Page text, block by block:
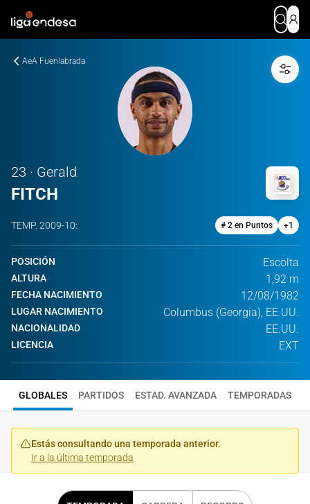
AeA Fuenlabrada
23 · Gerald
FITCH
TEMP. 2009-10: # 2 en Puntos +1
POSICIÓN Escolta
ALTURA 1,92 m
FECHA NACIMIENTO 12/08/1982
LUGAR NACIMIENTO Columbus (Georgia), EE.UU.
NACIONALIDAD EE.UU.
LICENCIA EXT
GLOBALES PARTIDOS ESTAD. AVANZADA TEMPORADAS
Estás consultando una temporada anterior.
Ir a la última temporada